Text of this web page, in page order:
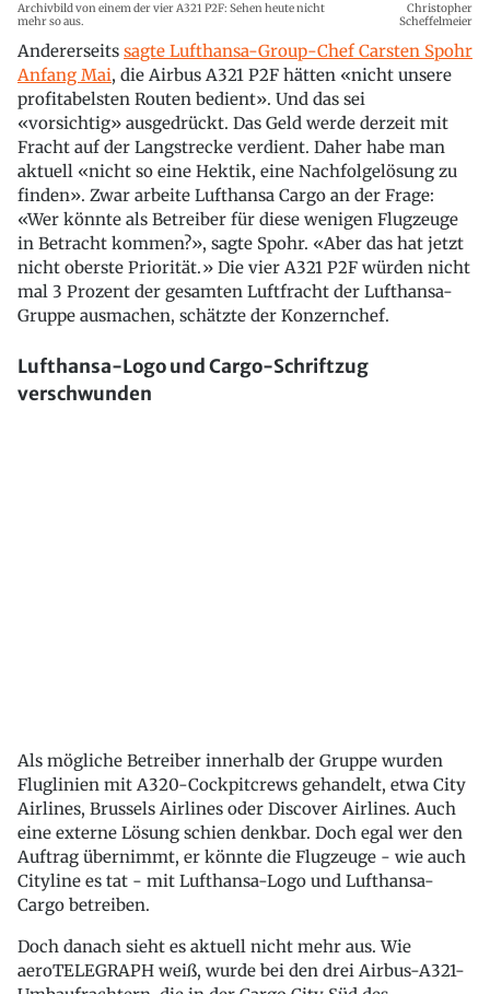
Archivbild von einem der vier A321 P2F: Sehen heute nicht
mehr so aus.
Christopher
Scheffelmeier
Andererseits sagte Lufthansa-Group-Chef Carsten Spohr
Anfang Mai, die Airbus A321 P2F hätten «nicht unsere
profitabelsten Routen bedient». Und das sei
«vorsichtig» ausgedrückt. Das Geld werde derzeit mit
Fracht auf der Langstrecke verdient. Daher habe man
aktuell «nicht so eine Hektik, eine Nachfolgelösung zu
finden». Zwar arbeite Lufthansa Cargo an der Frage:
«Wer könnte als Betreiber für diese wenigen Flugzeuge
in Betracht kommen?», sagte Spohr. «Aber das hat jetzt
nicht oberste Priorität.» Die vier A321 P2F würden nicht
mal 3 Prozent der gesamten Luftfracht der Lufthansa-
Gruppe ausmachen, schätzte der Konzernchef.
Lufthansa-Logo und Cargo-Schriftzug
verschwunden
Als mögliche Betreiber innerhalb der Gruppe wurden
Fluglinien mit A320-Cockpitcrews gehandelt, etwa City
Airlines, Brussels Airlines oder Discover Airlines. Auch
eine externe Lösung schien denkbar. Doch egal wer den
Auftrag übernimmt, er könnte die Flugzeuge - wie auch
Cityline es tat - mit Lufthansa-Logo und Lufthansa-
Cargo betreiben.
Doch danach sieht es aktuell nicht mehr aus. Wie
aeroTELEGRAPH weiß, wurde bei den drei Airbus-A321-